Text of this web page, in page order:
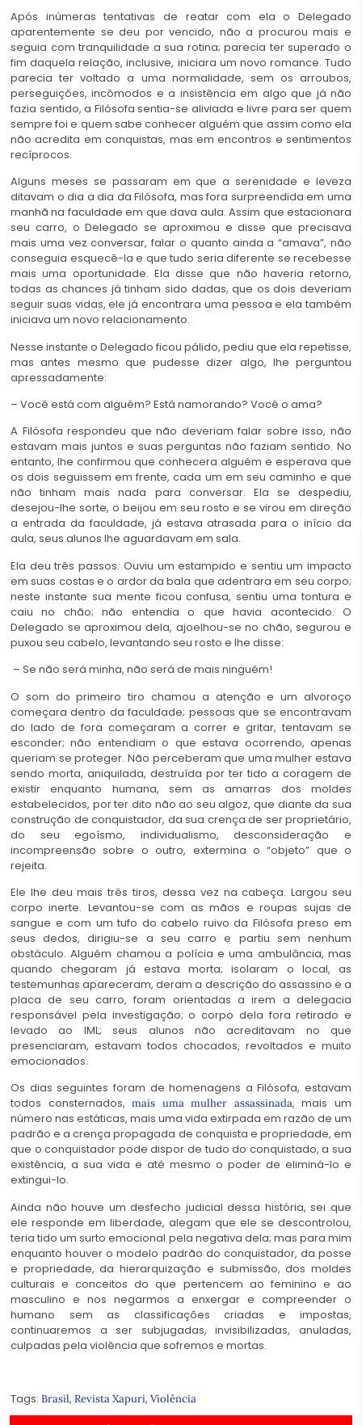
Após inúmeras tentativas de reatar com ela o Delegado
aparentemente se deu por vencido, não a procurou mais e
seguia com tranquilidade a sua rotina; parecia ter superado o
fim daquela relação, inclusive, iniciara um novo romance. Tudo
parecia ter voltado a uma normalidade, sem os arroubos,
perseguições, incômodos e a insistência em algo que já não
fazia sentido, a Filósofa sentia-se aliviada e livre para ser quem
sempre foi e quem sabe conhecer alguém que assim como ela
não acredita em conquistas, mas em encontros e sentimentos
recíprocos.
Alguns meses se passaram em que a serenidade e leveza
ditavam o dia a dia da Filósofa, mas fora surpreendida em uma
manhã na faculdade em que dava aula. Assim que estacionara
seu carro, o Delegado se aproximou e disse que precisava
mais uma vez conversar, falar o quanto ainda a “amava”, não
conseguia esquecê-la e que tudo seria diferente se recebesse
mais uma oportunidade. Ela disse que não haveria retorno,
todas as chances já tinham sido dadas, que os dois deveriam
seguir suas vidas, ele já encontrara uma pessoa e ela também
iniciava um novo relacionamento.
Nesse instante o Delegado ficou pálido, pediu que ela repetisse,
mas antes mesmo que pudesse dizer algo, lhe perguntou
apressadamente:
– Você está com alguém? Está namorando? Você o ama?
A Filósofa respondeu que não deveriam falar sobre isso, não
estavam mais juntos e suas perguntas não faziam sentido. No
entanto, lhe confirmou que conhecera alguém e esperava que
os dois seguissem em frente, cada um em seu caminho e que
não tinham mais nada para conversar. Ela se despediu,
desejou-lhe sorte, o beijou em seu rosto e se virou em direção
a entrada da faculdade, já estava atrasada para o início da
aula, seus alunos lhe aguardavam em sala.
Ela deu três passos. Ouviu um estampido e sentiu um impacto
em suas costas e o ardor da bala que adentrara em seu corpo;
neste instante sua mente ficou confusa, sentiu uma tontura e
caiu no chão; não entendia o que havia acontecido. O
Delegado se aproximou dela, ajoelhou-se no chão, segurou e
puxou seu cabelo, levantando seu rosto e lhe disse:
– Se não será minha, não será de mais ninguém!
O som do primeiro tiro chamou a atenção e um alvoroço
começara dentro da faculdade; pessoas que se encontravam
do lado de fora começaram a correr e gritar, tentavam se
esconder; não entendiam o que estava ocorrendo, apenas
queriam se proteger. Não perceberam que uma mulher estava
sendo morta, aniquilada, destruída por ter tido a coragem de
existir enquanto humana, sem as amarras dos moldes
estabelecidos, por ter dito não ao seu algoz, que diante da sua
construção de conquistador, da sua crença de ser proprietário,
do seu egoísmo, individualismo, desconsideração e
incompreensão sobre o outro, extermina o “objeto” que o
rejeita.
Ele lhe deu mais três tiros, dessa vez na cabeça. Largou seu
corpo inerte. Levantou-se com as mãos e roupas sujas de
sangue e com um tufo do cabelo ruivo da Filósofa preso em
seus dedos, dirigiu-se a seu carro e partiu sem nenhum
obstáculo. Alguém chamou a polícia e uma ambulância, mas
quando chegaram já estava morta; isolaram o local, as
testemunhas apareceram, deram a descrição do assassino e a
placa de seu carro, foram orientadas a irem a delegacia
responsável pela investigação; o corpo dela fora retirado e
levado ao IML; seus alunos não acreditavam no que
presenciaram, estavam todos chocados, revoltados e muito
emocionados.
Os dias seguintes foram de homenagens a Filósofa, estavam
todos consternados,mais uma mulher assassinada, mais um
número nas estáticas, mais uma vida extirpada em razão de um
padrão e a crença propagada de conquista e propriedade, em
que o conquistador pode dispor de tudo do conquistado, a sua
existência, a sua vida e até mesmo o poder de eliminá-lo e
extingui-lo.
Ainda não houve um desfecho judicial dessa história, sei que
ele responde em liberdade, alegam que ele se descontrolou,
teria tido um surto emocional pela negativa dela; mas para mim
enquanto houver o modelo padrão do conquistador, da posse
e propriedade, da hierarquização e submissão, dos moldes
culturais e conceitos do que pertencem ao feminino e ao
masculino e nos negarmos a enxergar e compreender o
humano sem as classificações criadas e impostas,
continuaremos a ser subjugadas, invisibilizadas, anuladas,
culpadas pela violência que sofremos e mortas.
Tags: Brasil, Revista Xapuri, Violência